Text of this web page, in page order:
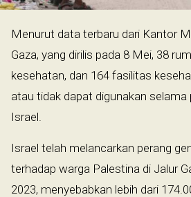
Menurut data terbaru dari Kantor
Gaza, yang dirilis pada 8 Mei, 38
kesehatan, dan 164 fasilitas
atau tidak dapat digunakan
Israel.
Israel telah melancarkan perang
terhadap warga Palestina di Jalur
2023, menyebabkan lebih dari